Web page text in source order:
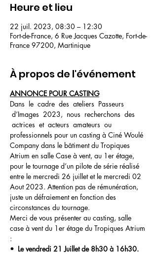
Heure et lieu
22 juil. 2023, 08:30 – 12:30
Fort-de-France, 6 Rue Jacques Cazotte, Fort-de-
France 97200, Martinique
À propos de l'événement
ANNONCE POUR CASTING
Dans  le  cadre  des  ateliers  Passeurs
d’Images  2023,  nous  recherchons  des
actrices  et  acteurs  amateurs  ou
professionnels pour un casting à Ciné Woulé
Company dans le bâtiment du Tropiques
Atrium en salle Case à vent, au 1er étage,
pour le tournage d’un pilote de série réalisé
entre le mercredi 26 juillet et le mercredi 02
Aout 2023. Attention pas de rémunération,
juste un défraiement en fonction des
circonstances du tournage.
Merci de vous présenter au casting, salle
case à vent du 1er étage du Tropiques Atrium
:
•  Le vendredi 21 Juillet de 8h30 à 16h30.